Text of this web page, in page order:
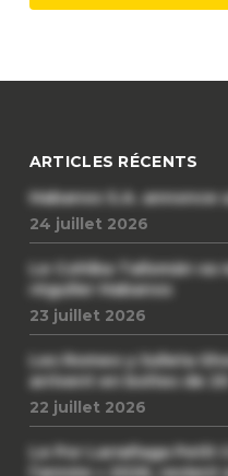
ARTICLES RÉCENTS
Habanos S.A. annonce
24 juillet 2026
Le Cohiba Talismán
régulier Habanos
23 juillet 2026
Les Romeo y Julieta
arrivent en boîtes de 20
22 juillet 2026
Le Por Larrañaga Petit